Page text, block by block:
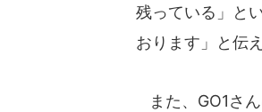
残っている」と
おります」と伝え
また、GO1さ